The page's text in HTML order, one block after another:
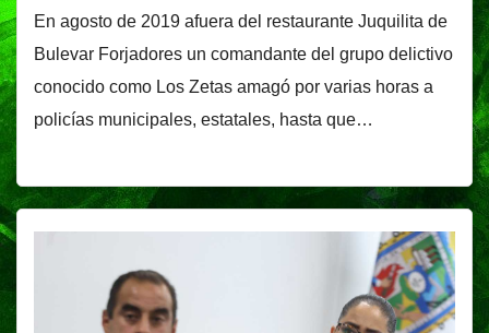
En agosto de 2019 afuera del restaurante Juquilita de
Bulevar Forjadores un comandante del grupo delictivo
conocido como Los Zetas amagó por varias horas a
policías municipales, estatales, hasta que…